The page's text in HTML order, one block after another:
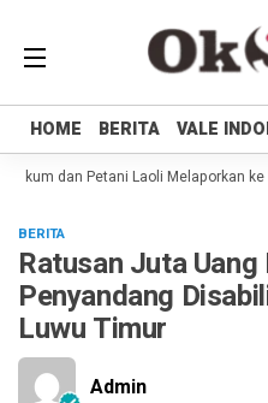
HOME BERITA VALE
HOME BERITA VALE
dan Petani Laoli Melaporkan ke
BERITA
Ratusan Juta
Penyandang
Luwu Timur
Admin